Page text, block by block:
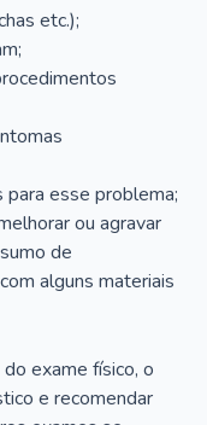
etc.);
esse problema;
ou agravar
de
alguns materiais
exame físico, o
e recomendar